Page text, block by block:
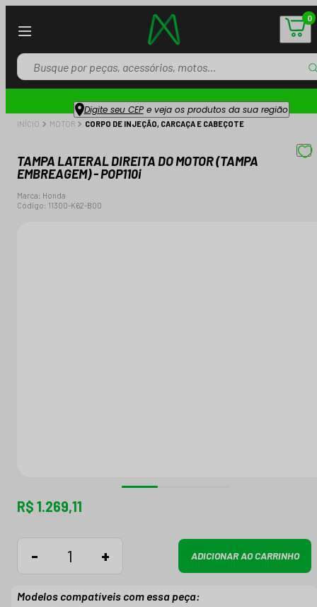
0
Digite seu CEPe veja os produtos da sua região
INÍCIO MOTOR CORPO DE INJEÇÃO, CARCAÇA E CABEÇOTE
TAMPA LATERAL DIREITA DO MOTOR (TAMPA
EMBREAGEM) - POP110i
Marca: Honda
Código: 11300-K62-B00
R$ 1.269,11
- + ADICIONAR AO CARRINHO
Modelos compatíveis com essa peça: